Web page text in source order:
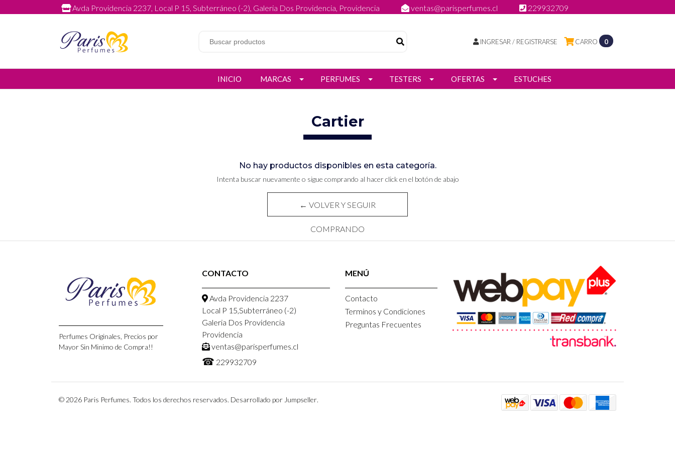
Avda Providencia 2237, Local P 15, Subterráneo (-2), Galeria Dos Providencia, Providencia ventas@parisperfumes.cl 229932709
CARRO 0
INGRESAR / REGISTRARSE
INICIO MARCAS PERFUMES TESTERS OFERTAS ESTUCHES
Cartier
No hay productos disponibles en esta categoría.
Intenta buscar nuevamente o sigue comprando al hacer click en el botón de abajo
← VOLVER Y SEGUIR
COMPRANDO
Perfumes Originales, Precios por
Mayor Sin Minimo de Compra!!
CONTACTO
Avda Providencia 2237
Local P 15,Subterráneo (-2)
Galeria Dos Providencia
Providencia
ventas@parisperfumes.cl
☎ 229932709
MENÚ
Contacto
Terminos y Condiciones
Preguntas Frecuentes
© 2026 Paris Perfumes. Todos los derechos reservados. Desarrollado por Jumpseller.